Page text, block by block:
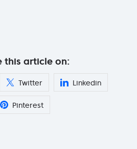
this article on:
Twitter Linkedin
Pinterest